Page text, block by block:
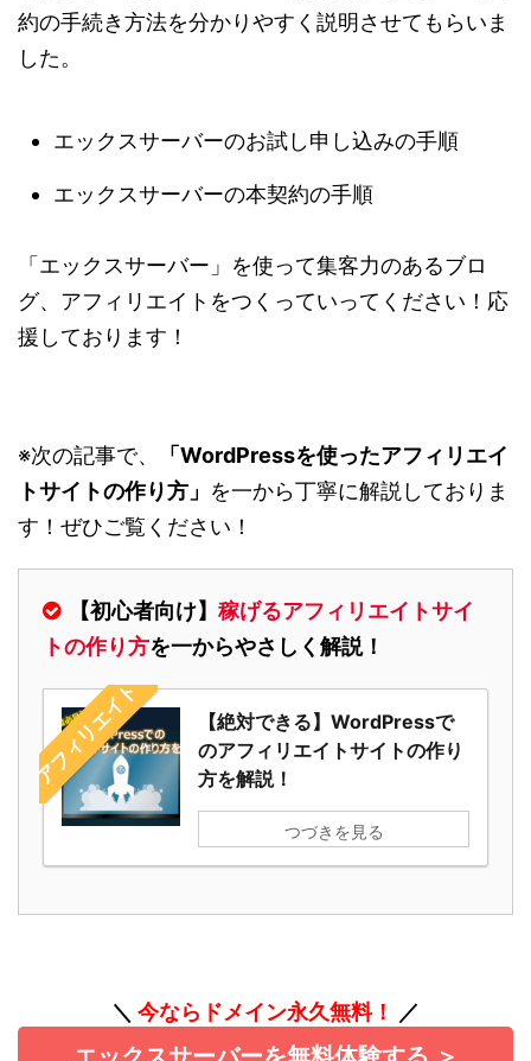
約の手続き方法を分かりやすく説明させてもらいま
した。
エックスサーバーのお試し申し込みの手順
エックスサーバーの本契約の手順
「エックスサーバー」を使って集客力のあるブロ
グ、アフィリエイトをつくっていってください！応
援しております！
※次の記事で、
「WordPressを使ったアフィリエイ
トサイトの作り方」 を一から丁寧に解説しておりま
す！ぜひご覧ください！
【初心者向け】 稼げるアフィリエイトサイ
トの作り方を一からやさしく解説！
アフィリエイト
【絶対できる】WordPressで
のアフィリエイトサイトの作り
方を解説！
つづきを見る
＼ 今ならドメイン永久無料！ ／